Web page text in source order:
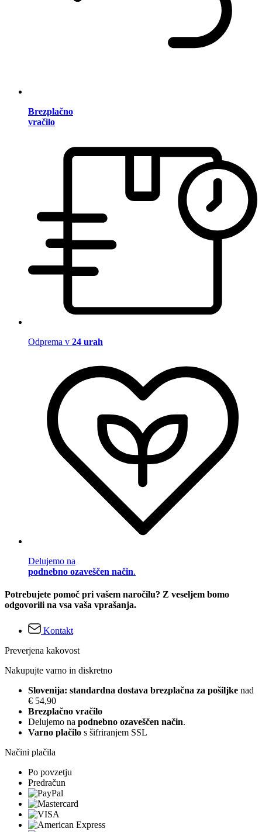
Brezplačno
vračilo
Odprema v 24 urah
Delujemo na
podnebno ozaveščen način.
Potrebujete pomoč pri vašem naročilu? Z veseljem bomo
odgovorili na vsa vaša vprašanja.
Kontakt
Preverjena kakovost
Nakupujte varno in diskretno
Slovenija: standardna dostava brezplačna za pošiljke nad
€ 54,90
Brezplačno vračilo
Delujemo na podnebno ozaveščen način.
Varno plačilo s šifriranjem SSL
Načini plačila
Po povzetju
Predračun